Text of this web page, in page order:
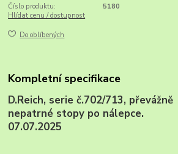
Číslo produktu:
5180
Hlídat cenu / dostupnost
Do oblíbených
Kompletní specifikace
D.Reich, serie č.702/713,
nepatrné stopy po
07.07.2025